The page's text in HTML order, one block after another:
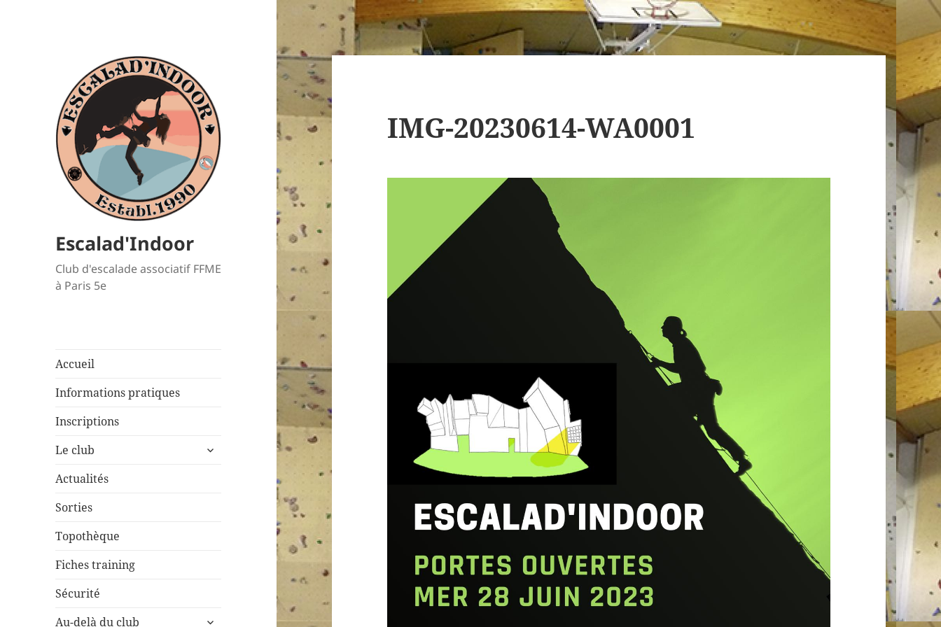
Escalad'Indoor
Club d'escalade associatif FFME
à Paris 5e
Accueil
Informations pratiques
Inscriptions
Le club
ouvrir
Actualités
Sorties
Topothèque
Fiches training
Sécurité
Au-delà du club
ouvrir
IMG-20230614-WA0001